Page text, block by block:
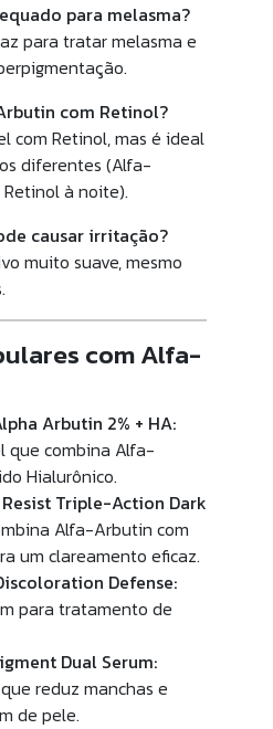
para melasma?
para tratar melasma e
com Retinol?
com Retinol, mas é ideal
diferentes (Alfa-
à noite).
causar irritação?
muito suave, mesmo
com Alfa-
Arbutin 2% + HA:
que combina Alfa-
Hialurônico.
Resist Triple-Action Dark
Alfa-Arbutin com
um clareamento eficaz.
Defense:
para tratamento de
Dual Serum:
reduz manchas e
de pele.